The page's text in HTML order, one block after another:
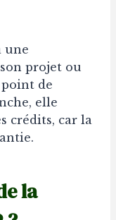
une
projet ou
de
elle
crédits, car la
la